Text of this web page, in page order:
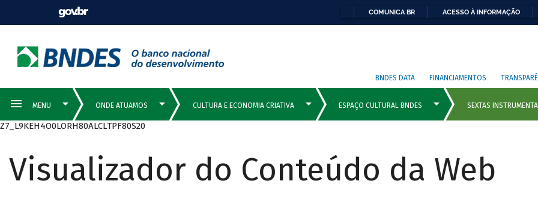
COMUNICA BR ACESSO À INFORMAÇÃO
BNDES DATA FINANCIAMENTOS
Z7_L9KEH4O0LORH80ALCLTPF80S20
Visualizador do Conteúdo da Web